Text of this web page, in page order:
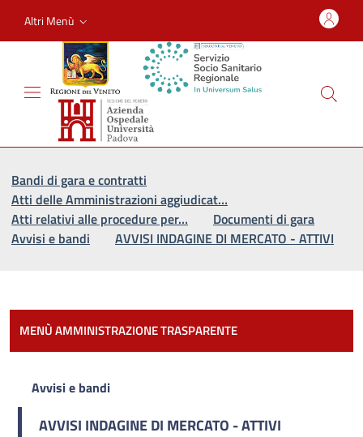
Altri Menù
Bandi di gara e contratti
Atti delle Amministrazioni aggiudicat…
Atti relativi alle procedure per…
Documenti di gara
Avvisi e bandi
AVVISI INDAGINE DI MERCATO - ATTIVI
MENÙ AMMINISTRAZIONE TRASPARENTE
Avvisi e bandi
AVVISI INDAGINE DI MERCATO - ATTIVI